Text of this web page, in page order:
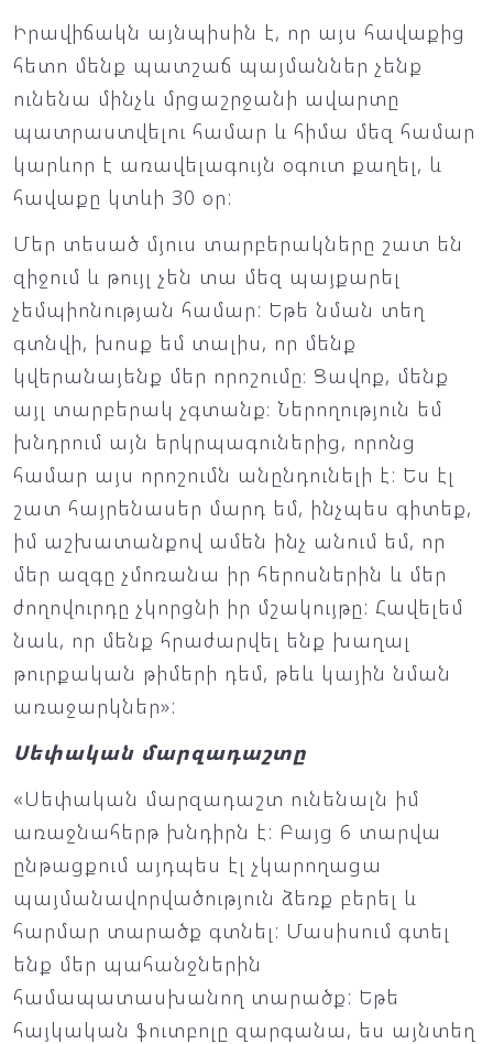
Իրավիճակն այնպիսին է, որ այս հավաքից
հետո մենք պատշաճ պայմաններ չենք
ունենա մինչև մրցաշրջանի ավարտը
պատրաստվելու համար և հիմա մեզ համար
կարևոր է առավելագույն օգուտ քաղել, և
հավաքը կտևի 30 օր:
Մեր տեսած մյուս տարբերակները շատ են
զիջում և թույլ չեն տա մեզ պայքարել
չեմպիոնության համար: Եթե նման տեղ
գտնվի, խոսք եմ տալիս, որ մենք
կվերանայենք մեր որոշումը։ Ցավոք, մենք
այլ տարբերակ չգտանք։ Ներողություն եմ
խնդրում այն երկրպագուներից, որոնց
համար այս որոշումն անընդունելի է: Ես էլ
շատ հայրենասեր մարդ եմ, ինչպես գիտեք,
իմ աշխատանքով ամեն ինչ անում եմ, որ
մեր ազգը չմոռանա իր հերոսներին և մեր
ժողովուրդը չկորցնի իր մշակույթը: Հավելեմ
նաև, որ մենք հրաժարվել ենք խաղալ
թուրքական թիմերի դեմ, թեև կային նման
առաջարկներ»:
Սեփական մարզադաշտը
«Սեփական մարզադաշտ ունենալն իմ
առաջնահերթ խնդիրն է: Բայց 6 տարվա
ընթացքում այդպես էլ չկարողացա
պայմանավորվածություն ձեռք բերել և
հարմար տարածք գտնել: Մասիսում գտել
ենք մեր պահանջներին
համապատասխանող տարածք: Եթե
հայկական ֆուտբոլը զարգանա, ես այնտեղ